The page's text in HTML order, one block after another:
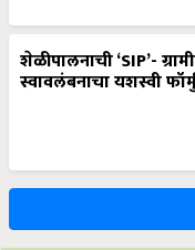
शेळीपालनाची ‘SIP’-
स्वावलंबनाचा यशस्वी